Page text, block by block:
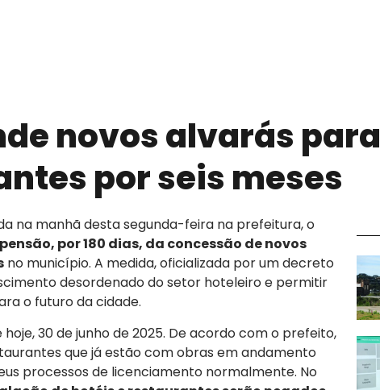
novos alvarás para
por seis meses
na manhã desta segunda-feira na prefeitura, o
por 180 dias, da concessão de novos
no município. A medida, oficializada por um decreto
desordenado do setor hoteleiro e permitir
o futuro da cidade.
30 de junho de 2025. De acordo com o prefeito,
que já estão com obras em andamento
processos de licenciamento normalmente. No